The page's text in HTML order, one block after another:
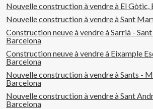
Nouvelle construction à vendre à El Gòtic,
Nouvelle construction à vendre à Sant
Construction neuve à vendre à Sarrià - Sant
Barcelona
Construction neuve à vendre à Eixample
Barcelona
Nouvelle construction à vendre à Sants -
Barcelona
Nouvelle construction à vendre à Sant
Barcelona